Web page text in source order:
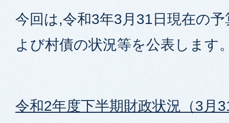
今回は,令和3年3月31日現在の
よび村債の状況等を公表します
令和2年度下半期財政状況（3月